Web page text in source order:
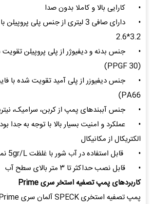
•
کارایی بالا و کاملا بدون صدا
•
دارای صافی 3 لیتری از جنس پلی
3.2*2.6
•
جنس بدنه و دیفیوژر از پلی پروپیلن
(PPGF 30)
•
PA66)
•
جنس آببندهای پمپ از کربن، سرامیک،
•
عملکرد و امنیت بسیار بالا با توجه به جدا
الکتریکال از مکانیکال
•
قابل استفاده در آب شور با غلظت 5gr/L نمک
•
قابل نصب حداکثر تا ۳ متر بالای سطح آب
کاربردهای پمپ تصفیه استخر سری Prime